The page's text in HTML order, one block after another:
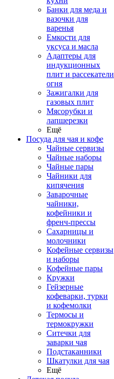
Банки для меда и
вазочки для
варенья
Емкости для
уксуса и масла
Адаптеры для
индукционных
плит и рассекатели
огня
Зажигалки для
газовых плит
Мясорубки и
лапшерезки
Ещё
Посуда для чая и кофе
Чайные сервизы
Чайные наборы
Чайные пары
Чайники для
кипячения
Заварочные
чайники,
кофейники и
френч-прессы
Сахарницы и
молочники
Кофейные сервизы
и наборы
Кофейные пары
Кружки
Гейзерные
кофеварки, турки
и кофемолки
Термосы и
термокружки
Ситечки для
заварки чая
Подстаканники
Шкатулки для чая
Ещё